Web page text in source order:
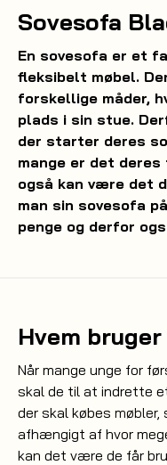
Sovesofa
En sovesofa er et
fleksibelt møbel.
forskellige måder,
plads i sin stue.
der starter deres
mange er det
også kan være det
man sin sovesofa
penge og derfor
Hvem
Når mange unge for
skal de til at indrette
der skal købes møbler,
afhængigt af hvor
kan det være de får